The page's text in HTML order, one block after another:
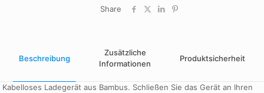
Share
Beschreibung
Zusätzliche
Informationen
Produktsicherheit
Kabelloses Ladegerät aus Bambus. Schließen Sie das Gerät an Ihren